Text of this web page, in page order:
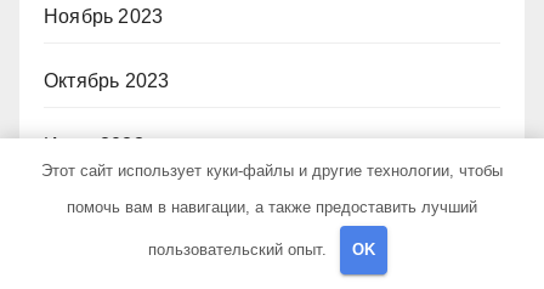
Ноябрь 2023
Октябрь 2023
Июнь 2023
Декабрь 2022
Этот сайт использует куки-файлы и другие технологии, чтобы
помочь вам в навигации, а также предоставить лучший
пользовательский опыт. OK